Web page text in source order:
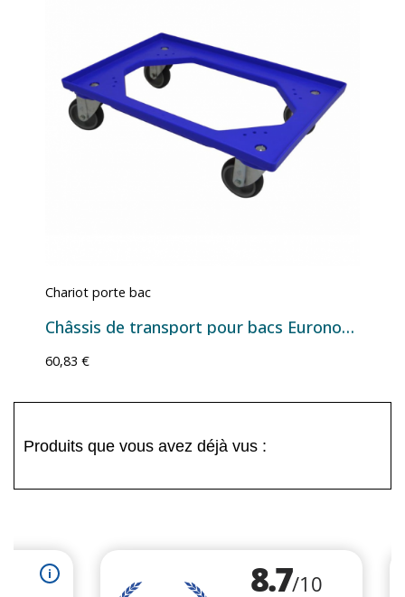
Chariot porte bac
Châssis de transport pour bacs Euronorm 600×400 - 610×410×161 mm
60,83 €
Produits que vous avez déjà vus :